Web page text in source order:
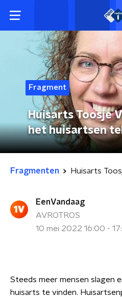
Fragment
Huisarts Toosje
het huisartsen
Fragmenten
EenVandaag
AVROTROS
10 mei 2022 16:00 -
Steeds meer mensen slagen
huisarts te vinden.